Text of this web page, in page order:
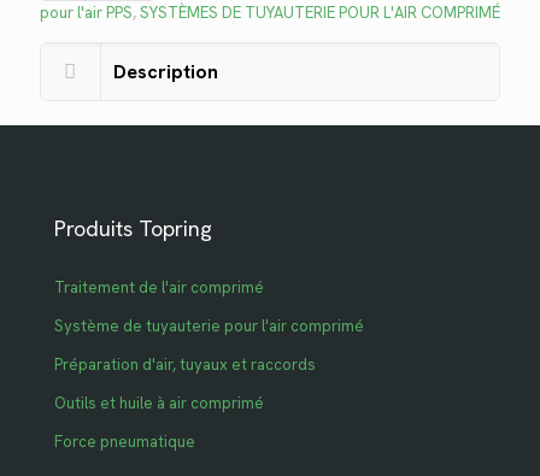
pour l'air PPS,SYSTÈMES DE TUYAUTERIE POUR L'AIR COMPRIMÉ
Description
Produits Topring
Traitement de l'air comprimé
Système de tuyauterie pour l'air comprimé
Préparation d'air, tuyaux et raccords
Outils et huile à air comprimé
Force pneumatique